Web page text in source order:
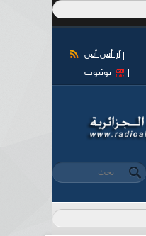
آر أس أس
يوتيوب
استمارة البحث
‏بحث ‏